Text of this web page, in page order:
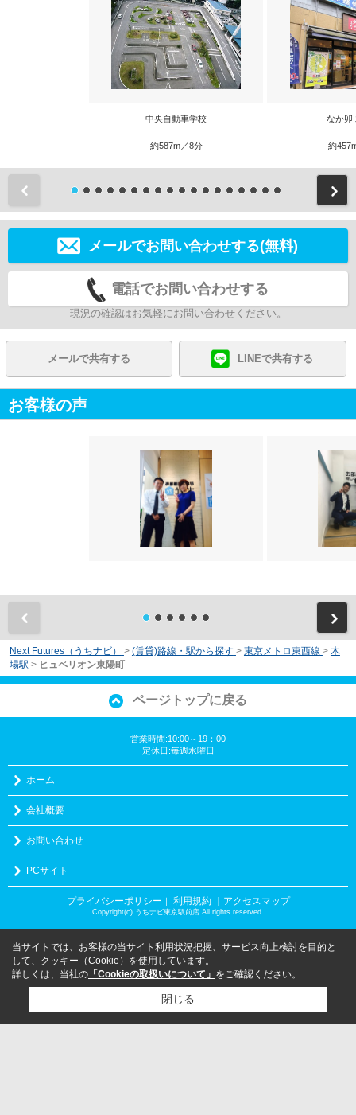
中央自動車学校
約587m／8分
なか卯
約
メールでお問い合わせする(無料)
電話でお問い合わせする
現況の確認はお気軽にお問い合わせください。
メールで共有する LINEで共有する
お客様の声
Next Futures（うちナビ） > (賃貸)路線・駅から探す > 東京メトロ東西線 > 木
場駅 > ヒュペリオン東陽町
ページトップに戻る
営業時間:10:00～19：00
定休日:毎週水曜日
ホーム
会社概要
お問い合わせ
PCサイト
プライバシーポリシー 利用規約 ｜アクセスマップ
Copyright(c) うちナビ東京駅前店 All rights reserved.
当サイトでは、お客様の当サイト利用状況把握、サービス向上検討を目的と
して、クッキー（Cookie）を使用しています。
詳しくは、当社の 「Cookieの取扱いについて」 をご確認ください。
閉じる